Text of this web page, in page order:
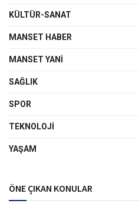
KÜLTÜR-SANAT
MANSET HABER
MANSET YANI
SAĞLIK
SPOR
TEKNOLOJI
YAŞAM
ÖNE ÇIKAN KONULAR